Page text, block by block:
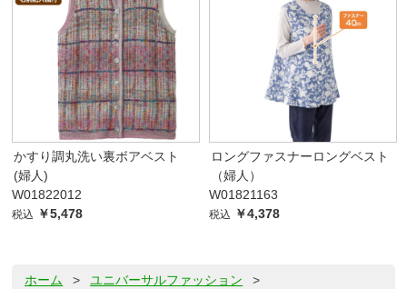
かすり調丸洗い裏ボアベスト
(婦人)
W01822012
税込 ￥5,478
ロングファスナーロングベスト
（婦人）
W01821163
税込 ￥4,378
ホーム > ユニバーサルファッション
>